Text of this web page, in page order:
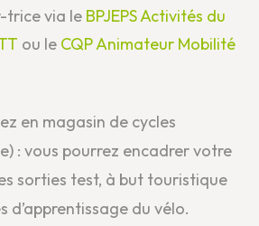
trice via le BPJEPS Activités du
ou le CQP Animateur Mobilité
en magasin de cycles
: vous pourrez encadrer votre
sorties test, à but touristique
d’apprentissage du vélo.